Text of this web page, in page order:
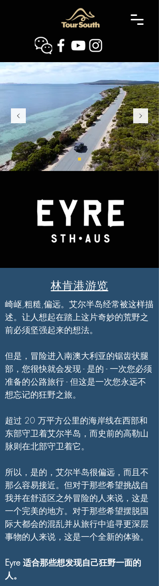
林肯港游览
崎岖,粗糙,偏远。艾尔半岛经常被这样描
述。让人想起在踏上这片奇妙的荒野之
前必须坚强起来的想法。
但是，冒险进入南澳大利亚的锯齿状腿
部，您很快就会发现 - 是的 - 一次您必须
准备的公路旅行 - 但这是一次您永远不
想忘记的狂野之旅。
超过 20 万平方公里的海岸线在西部和
东部守卫着艾尔半岛，而史前的高勒山
脉则在北部守卫着它。
所以，是的，艾尔半岛很偏远，而且不
那么容易接近。但对于那些希望挑战自
我并在舒适区之外冒险的人来说，这是
一个完美的地方。对于那些希望摆脱国
际大都会的混乱并从旅行中追寻更深层
事物的人来说，这是一个全新的体验。
Eyre 适合那些想发现自己狂野一面的
人。